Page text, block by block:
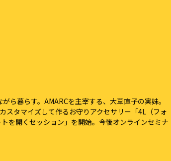
ら暮らす。AMARCを主宰する、大草直子の実妹。
スタマイズして作るお守りアクセサリー「4L（フォ
を開くセッション」を開始。今後オンラインセミナ